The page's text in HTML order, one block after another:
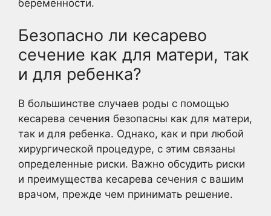
беременности.
Безопасно ли кесарево
сечение как для матери, так
и для ребенка?
В большинстве случаев роды с помощью
кесарева сечения безопасны как для матери,
так и для ребенка. Однако, как и при любой
хирургической процедуре, с этим связаны
определенные риски. Важно обсудить риски
и преимущества кесарева сечения с вашим
врачом, прежде чем принимать решение.